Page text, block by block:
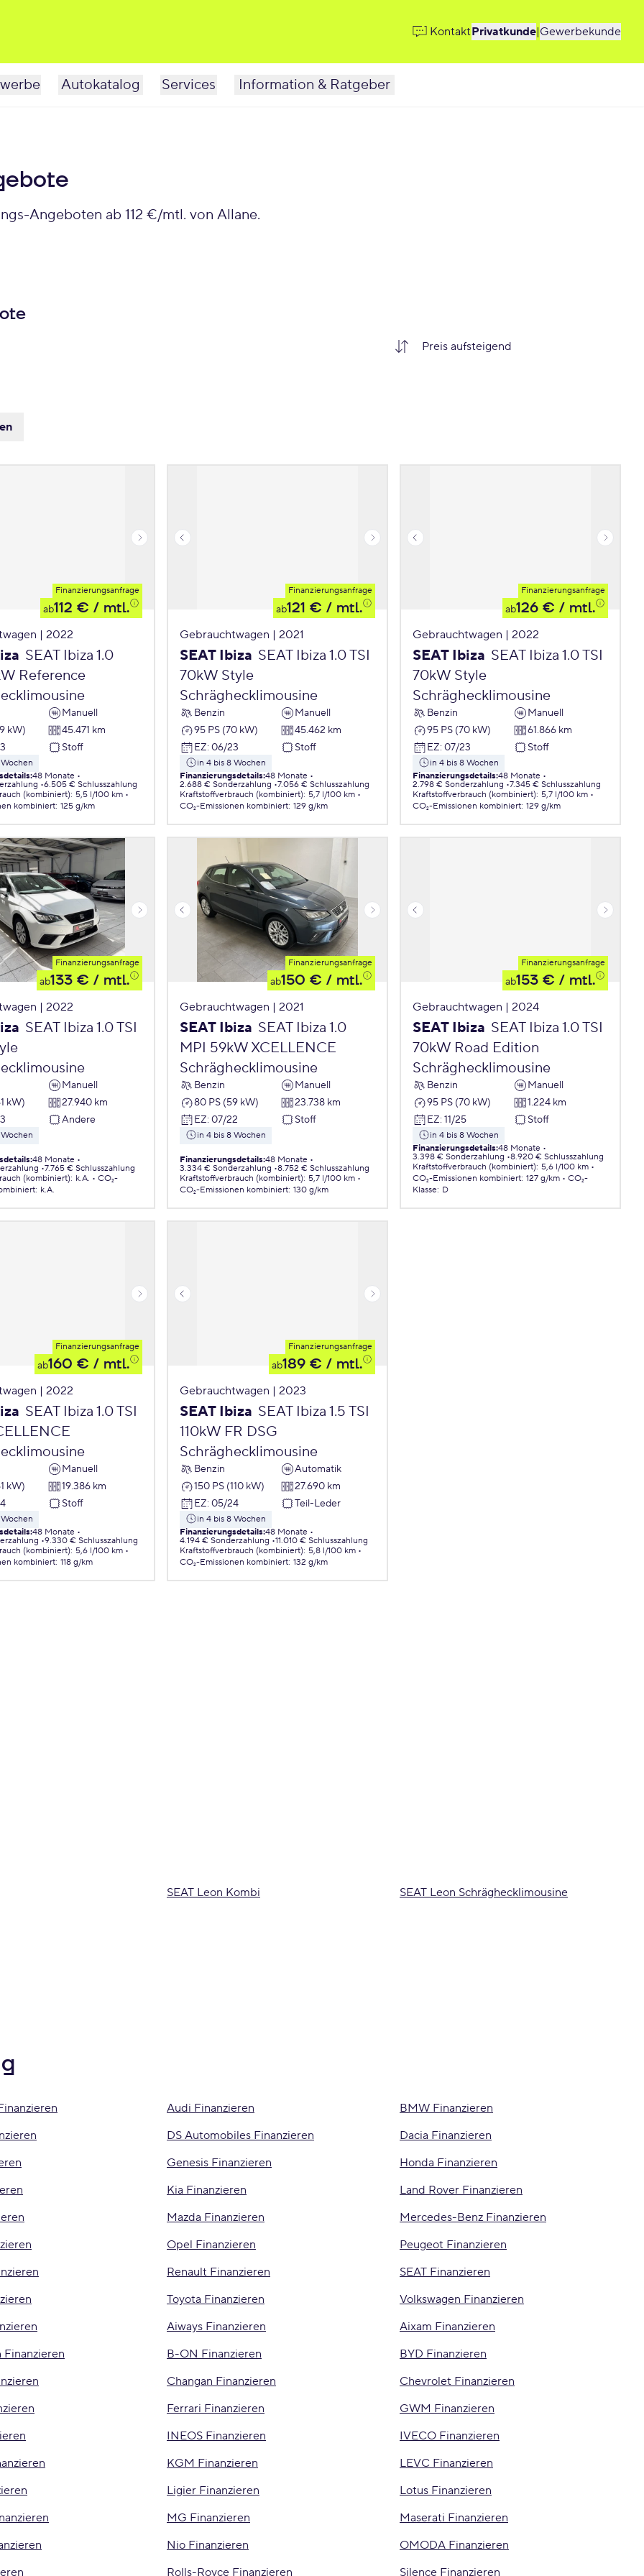
KontaktPrivatkunde|Gewerbekunde
Autokatalog Services Information & Ratgeber
Angeboten ab 112 €/mtl. von Allane.
Finanzierungsanfrage
ab112 € / mtl.
| 2022
SEAT Ibiza 1.0
Reference
Manuell
kW)
45.471 km
Stoff
:48 Monate
6.505 € Schlusszahlung
(kombiniert): 5,5 l/100 km
kombiniert: 125 g/km
Finanzierungsanfrage
ab121 € / mtl.
Gebrauchtwagen | 2021
SEAT Ibiza SEAT Ibiza 1.0 TSI
70kW Style
Schräghecklimousine
Benzin
Manuell
95 PS (70 kW)
45.462 km
EZ: 06/23 Stoff
in 4 bis 8 Wochen
Finanzierungsdetails:48 Monate
2.688 € Sonderzahlung 7.056 € Schlusszahlung
Kraftstoffverbrauch (kombiniert): 5,7 l/100 km
CO₂-Emissionen kombiniert: 129 g/km
Finanzierungsanfrage
ab126 € / mtl.
Gebrauchtwagen | 2022
SEAT Ibiza SEAT Ibiza 1.0 TSI
70kW Style
Schräghecklimousine
Benzin
Manuell
95 PS (70 kW)
61.866 km
EZ: 07/23 Stoff
in 4 bis 8 Wochen
Finanzierungsdetails:48 Monate
2.798 € Sonderzahlung 7.345 € Schlusszahlung
Kraftstoffverbrauch (kombiniert): 5,7 l/100 km
CO₂-Emissionen kombiniert: 129 g/km
Finanzierungsanfrage
ab133 € / mtl.
| 2022
SEAT Ibiza 1.0 TSI
Manuell
kW)
27.940 km
Andere
:48 Monate
7.765 € Schlusszahlung
(kombiniert): k.A.
CO₂-
: k.A.
Finanzierungsanfrage
ab150 € / mtl.
Gebrauchtwagen | 2021
SEAT Ibiza SEAT Ibiza 1.0
MPI 59kW XCELLENCE
Schräghecklimousine
Benzin
Manuell
80 PS (59 kW)
23.738 km
EZ: 07/22 Stoff
in 4 bis 8 Wochen
Finanzierungsdetails:48 Monate
3.334 € Sonderzahlung 8.752 € Schlusszahlung
Kraftstoffverbrauch (kombiniert): 5,7 l/100 km
CO₂-Emissionen kombiniert: 130 g/km
Finanzierungsanfrage
ab153 € / mtl.
Gebrauchtwagen | 2024
SEAT Ibiza SEAT Ibiza 1.0 TSI
70kW Road Edition
Schräghecklimousine
Benzin
Manuell
95 PS (70 kW)
1.224 km
EZ: 11/25 Stoff
in 4 bis 8 Wochen
Finanzierungsdetails:48 Monate
3.398 € Sonderzahlung 8.920 € Schlusszahlung
Kraftstoffverbrauch (kombiniert): 5,6 l/100 km
CO₂-Emissionen kombiniert: 127 g/km
CO₂-
Klasse: D
Finanzierungsanfrage
ab160 € / mtl.
| 2022
SEAT Ibiza 1.0 TSI
Manuell
kW)
19.386 km
Stoff
:48 Monate
9.330 € Schlusszahlung
(kombiniert): 5,6 l/100 km
kombiniert: 118 g/km
Finanzierungsanfrage
ab189 € / mtl.
Gebrauchtwagen | 2023
SEAT Ibiza SEAT Ibiza 1.5 TSI
110kW FR DSG
Schräghecklimousine
Benzin
Automatik
150 PS (110 kW)
27.690 km
EZ: 05/24 Teil-Leder
in 4 bis 8 Wochen
Finanzierungsdetails:48 Monate
4.194 € Sonderzahlung 11.010 € Schlusszahlung
Kraftstoffverbrauch (kombiniert): 5,8 l/100 km
CO₂-Emissionen kombiniert: 132 g/km
SEAT Leon Kombi SEAT Leon Schräghecklimousine
Audi Finanzieren
BMW Finanzieren
DS Automobiles Finanzieren
Dacia Finanzieren
Genesis Finanzieren
Honda Finanzieren
Kia Finanzieren
Land Rover Finanzieren
Mazda Finanzieren
Mercedes-Benz Finanzieren
Opel Finanzieren
Peugeot Finanzieren
Renault Finanzieren
SEAT Finanzieren
Toyota Finanzieren
Volkswagen Finanzieren
Aiways Finanzieren
Aixam Finanzieren
B-ON Finanzieren
BYD Finanzieren
Changan Finanzieren
Chevrolet Finanzieren
Ferrari Finanzieren
GWM Finanzieren
INEOS Finanzieren
IVECO Finanzieren
KGM Finanzieren
LEVC Finanzieren
Ligier Finanzieren
Lotus Finanzieren
MG Finanzieren
Maserati Finanzieren
Nio Finanzieren
OMODA Finanzieren
Rolls-Royce Finanzieren Silence Finanzieren